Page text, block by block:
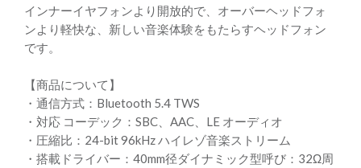
インナーイヤフォンより開放的で、オーバーヘッドフォ
ンより軽快な、新しい音楽体験をもたらすヘッドフォン
です。
【商品について】
・通信方式：Bluetooth 5.4 TWS
・対応 コーデック：SBC、AAC、LE オーディオ
・圧縮比：24-bit 96kHz ハイレゾ音楽ストリーム
・搭載ドライバー：40mm径ダイナミック型呼び：32Ω周